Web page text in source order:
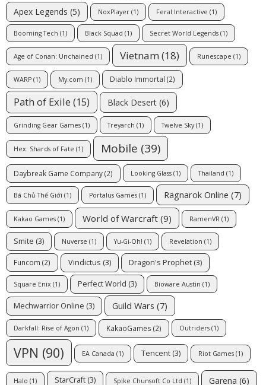
Apex Legends (5) NoxPlayer (1) Feral Interactive (1)
Booming Tech (1) Black Squad (1) Secret World Legends (1)
Age of Conan: Unchained (1) Vietnam (18) Runescape (1)
WARP (1) My.com (1) Diablo Immortal (2)
Path of Exile (15) Black Desert (6)
Grinding Gear Games (1) Treyarch (1) Twelve Sky(1)
Hex: Shards of Fate (1) Mobile (39)
Daybreak Game Company(2) Looking Glass (1) Thailand (1)
Bá Chủ Thế Giới (1) Portalus Games (1) Ragnarok Online (7)
Kakao Games (1) World of Warcraft (9) RamenVR (1)
Smite (3) Nuverse (1) Yu-Gi-Oh! (1) Revelation (1)
Funcom (2) Vindictus (3) Dragon's Prophet (3)
Square Enix (1) Perfect World (3) Bioware Austin (1)
Mechwarrior Online (3) Guild Wars (7)
Darkfall: Rise of Agon (1) KakaoGames (2) Outriders (1)
VPN (90) EA Canada (1) Tencent (3) Riot Games (1)
Halo (1) StarCraft (3) Spike Chunsoft Co Ltd (1) Garena (6)